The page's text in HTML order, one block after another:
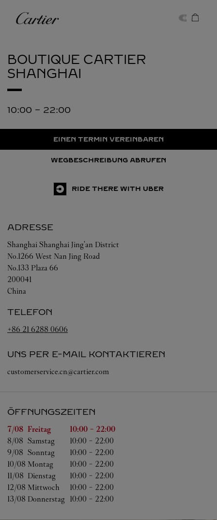
Cartier
BOUTIQUE CARTIER
SHANGHAI
10:00 - 22:00
EINEN TERMIN VEREINBAREN
WEGBESCHREIBUNG ABRUFEN
RIDE THERE WITH UBER
ADRESSE
Shanghai Shanghai Jing'an District
No.1266 West Nan Jing Road
No.133 Plaza 66
200041
China
TELEFON
+86 21 6288 0606
UNS PER E-MAIL KONTAKTIEREN
customerservice.cn@cartier.com
ÖFFNUNGSZEITEN
WochentagÖffnungszeiten
7/08 Freitag 10:00 - 22:00
8/08 Samstag 10:00 - 22:00
9/08 Sonntag 10:00 - 22:00
10/08 Montag 10:00 - 22:00
11/08 Dienstag 10:00 - 22:00
12/08 Mittwoch 10:00 - 22:00
13/08 Donnerstag 10:00 - 22:00